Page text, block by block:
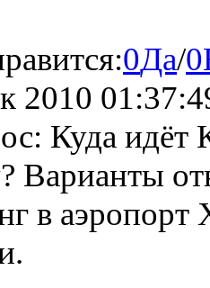
0Да/0
2010
Куда идёт
Варианты
в